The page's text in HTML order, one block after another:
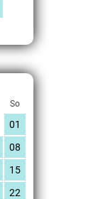
So
01
08
15
22